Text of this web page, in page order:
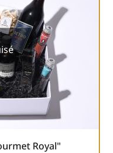
Royal"